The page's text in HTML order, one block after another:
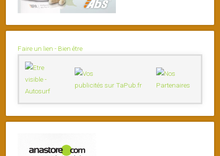
Faire un lien - Bien être